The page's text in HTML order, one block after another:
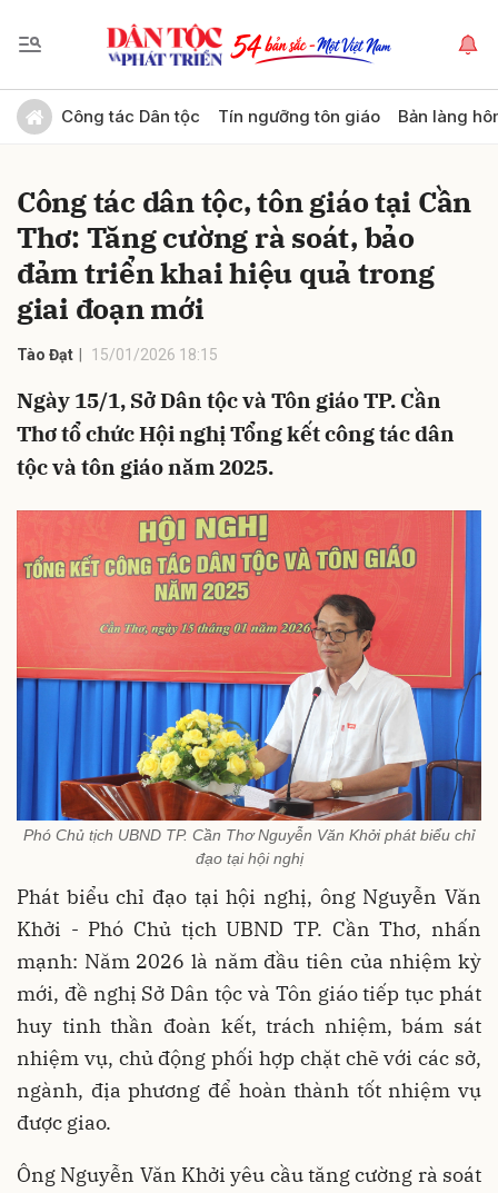
Công tác Dân tộc Tín ngưỡng tôn giáo Bản làng
Công tác dân tộc, tôn giáo tại Cần
Thơ: Tăng cường rà soát, bảo
đảm triển khai hiệu quả trong
giai đoạn mới
Tào Đạt 15/01/2026 18:15
Ngày 15/1, Sở Dân tộc và Tôn giáo TP. Cần
Thơ tổ chức Hội nghị Tổng kết công tác dân
tộc và tôn giáo năm 2025.
Phó Chủ tịch UBND TP. Cần Thơ Nguyễn Văn Khởi phát biểu chỉ
đạo tại hội nghị
Phát biểu chỉ đạo tại hội nghị, ông Nguyễn Văn
Khởi - Phó Chủ tịch UBND TP. Cần Thơ, nhấn
mạnh: Năm 2026 là năm đầu tiên của nhiệm kỳ
mới, đề nghị Sở Dân tộc và Tôn giáo tiếp tục phát
huy tinh thần đoàn kết, trách nhiệm, bám sát
nhiệm vụ, chủ động phối hợp chặt chẽ với các sở,
ngành, địa phương để hoàn thành tốt nhiệm vụ
được giao.
Ông Nguyễn Văn Khởi yêu cầu tăng cường rà soát
Gửi bình luận